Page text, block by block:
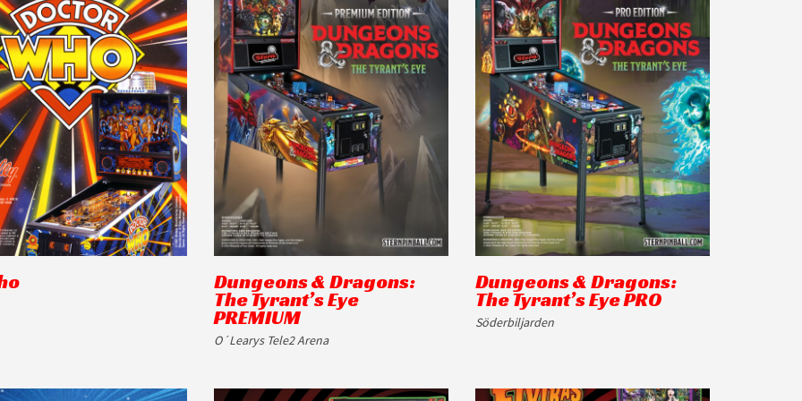
Dungeons & Dragons:
The Tyrant’s Eye
PREMIUM
O´Learys Tele2 Arena
Dungeons & Dragons:
The Tyrant’s Eye PRO
Söderbiljarden